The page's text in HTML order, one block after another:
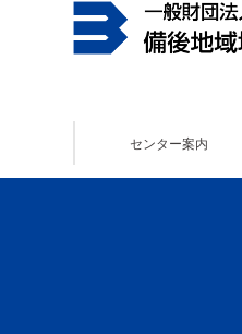
センター案内